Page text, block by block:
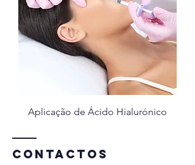
Aplicação de Ácido Hialurónico
CONTACTOS